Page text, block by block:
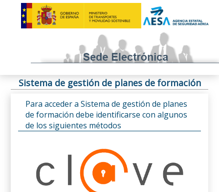
Sistema de gestión de planes de formación
Para acceder a Sistema de gestión de planes
de formación debe identificarse con algunos
de los siguientes métodos